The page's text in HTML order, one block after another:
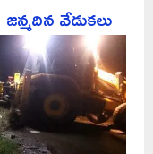
వేడుకలు